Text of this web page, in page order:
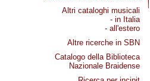
Altri cataloghi musicali
- in Italia
- all'estero
Altre ricerche in SBN
Catalogo della Biblioteca
Nazionale Braidense